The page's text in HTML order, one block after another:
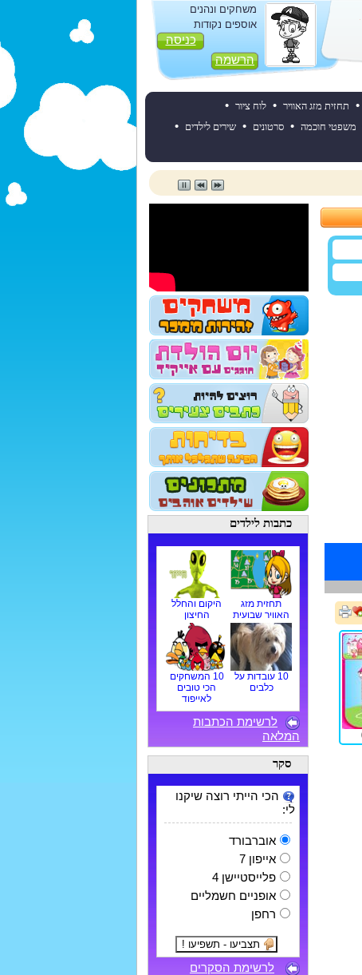
משחקים ונהנים
אוספים נקודות
כניסה
הרשמה
• תחזית מזג האוויר • לוח ציור •
משפטי חוכמה • סרטונים • שירים לילדים •
כתבות לילדים
תחזית מזג
האוויר שבועית
היקום והחלל
החיצון
10 עובדות על
כלבים
10 המשחקים
הכי טובים
לאייפוד
לרשימת הכתבות
המלאה
סקר
הכי הייתי רוצה שיקנו
לי:
אוברבורד
אייפון 7
פלייסטיישן 4
אופניים חשמליים
רחפן
לרשימת הסקרים